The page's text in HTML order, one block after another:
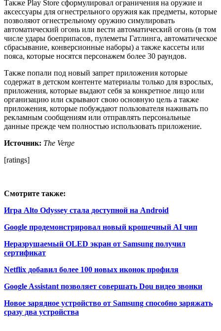
Также Play Store сформулировал ограничения на оружие и
аксессуары для огнестрельного оружия как предметы, которые
позволяют огнестрельному оружию симулировать
автоматический огонь или вести автоматический огонь (в том
числе удары боеприпасов, пулеметы Гатлинга, автоматическое
сбрасывание, конверсионные наборы) а также кассеты или
пояса, которые носятся персонажем более 30 раундов.
Также попали под новый запрет приложения которые
содержат в детском контенте материалы только для взрослых,
приложения, которые выдают себя за конкретное лицо или
организацию или скрывают свою основную цель а также
приложения, которые побуждают пользователя наживать по
рекламным сообщениям или отправлять персональные
данные прежде чем полностью использовать приложение.
Источник: The Verge
[ratings]
Смотрите также:
Игра Alto Odyssey стала доступной на Android
Google продемонстрировал новый крошечный AI чип
Неразрушаемый OLED экран от Samsung получил
сертификат
Netflix добавил более 100 новых иконок профиля
Google Assistant позволяет совершать Dou видео звонки
Новое зарядное устройство от Samsung способно заряжать
сразу два устройства